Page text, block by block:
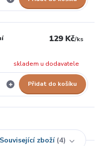
129 Kč/ks
skladem u dodavatele
Přidat do košíku
Související zboží 4